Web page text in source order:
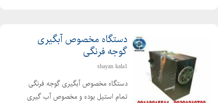
دستگاه مخصوص آبگیری
گوجه فرنگی
shayan kala1
دستگاه مخصوص آبگیری گوجه فرنگی
تمام استیل بوده و مخصوص آب گیری